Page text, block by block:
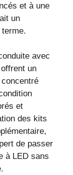
et à une
un
avec
un
et
des kits
de passer
à LED sans